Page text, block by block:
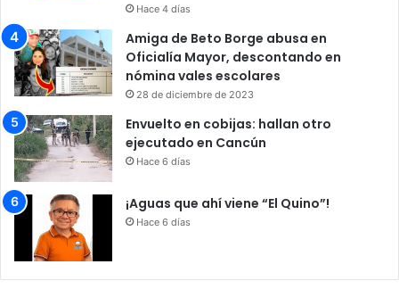
Hace 4 días
Amiga de Beto Borge abusa en
Oficialía Mayor, descontando en
nómina vales escolares
28 de diciembre de 2023
Envuelto en cobijas: hallan otro
ejecutado en Cancún
Hace 6 días
¡Aguas que ahí viene “El Quino”!
Hace 6 días